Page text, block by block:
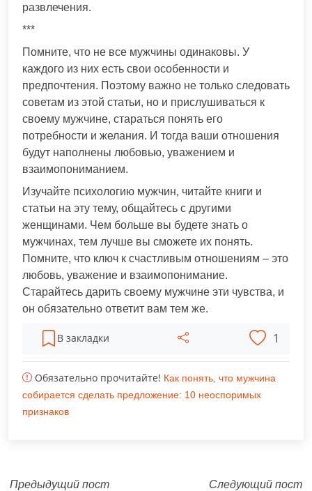
развлечения.
***
Помните, что не все мужчины одинаковы. У
каждого из них есть свои особенности и
предпочтения. Поэтому важно не только следовать
советам из этой статьи, но и прислушиваться к
своему мужчине, стараться понять его
потребности и желания. И тогда ваши отношения
будут наполнены любовью, уважением и
взаимопониманием.
Изучайте психологию мужчин, читайте книги и
статьи на эту тему, общайтесь с другими
женщинами. Чем больше вы будете знать о
мужчинах, тем лучше вы сможете их понять.
Помните, что ключ к счастливым отношениям – это
любовь, уважение и взаимопонимание.
Старайтесь дарить своему мужчине эти чувства, и
он обязательно ответит вам тем же.
В закладки 1
Обязательно прочитайте! Как понять, что мужчина
собирается сделать предложение: 10 неоспоримых
признаков
Предыдущий пост Следующий пост